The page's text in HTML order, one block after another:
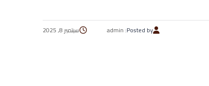
سبتمبر 8, 2025 Posted by:
admin